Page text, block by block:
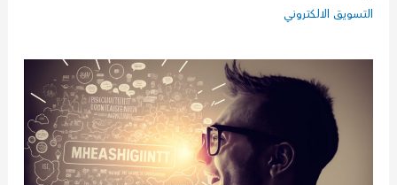
التسويق الالكتروني